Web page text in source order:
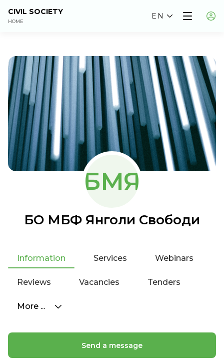
CIVIL SOCIETY
HOME
EN
БМЯ
БО МБФ Янголи Свободи
Information Services Webinars
Reviews Vacancies Tenders
More ...
Send a message